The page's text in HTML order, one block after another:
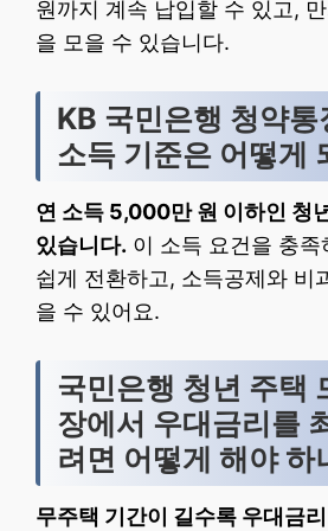
원까지 계속 납입할 수 있고,
을 모을 수 있습니다.
KB 국민은행 청약통
소득 기준은 어떻게
연 소득 5,000만 원 이하인 청
있습니다. 이 소득 요건을 충
쉽게 전환하고, 소득공제와 비
을 수 있어요.
국민은행 청년 주택
장에서 우대금리를
려면 어떻게 해야 하
무주택 기간이 길수록 우대금